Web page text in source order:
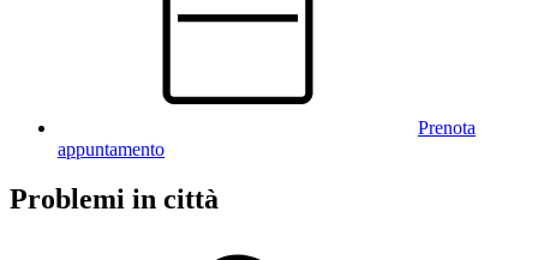
Prenota
appuntamento
Problemi in città